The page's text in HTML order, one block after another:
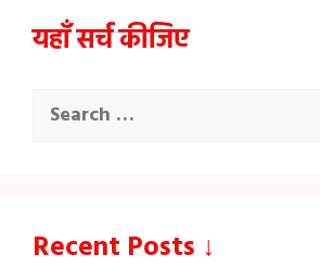
यहाँ सर्च कीजिए
Search
for:
Recent Posts ↓